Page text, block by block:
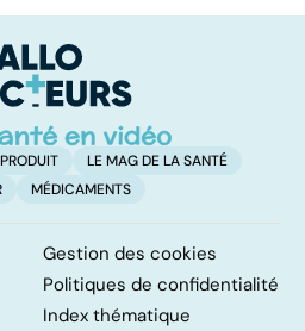
glande parotide
LE MAG DE LA SANTÉ
MÉDICAMENTS
Gestion des cookies
Politiques de confidentialité
Index thématique